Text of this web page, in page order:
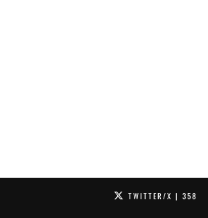
TWITTER/X | 358